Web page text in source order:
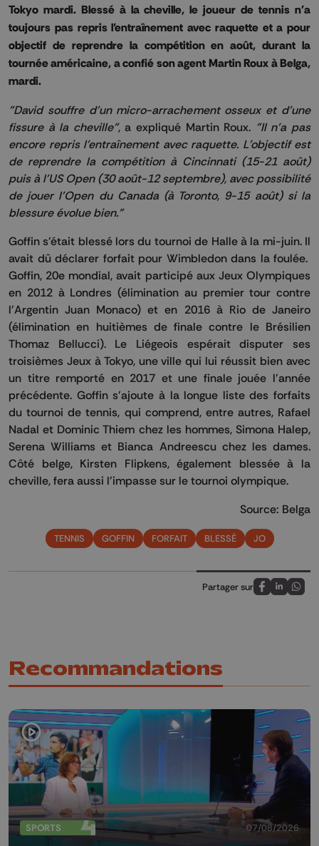
Tokyo mardi. Blessé à la cheville, le joueur de tennis n'a
toujours pas repris l'entraînement avec raquette et a pour
objectif de reprendre la compétition en août, durant la
tournée américaine, a confié son agent Martin Roux à Belga,
mardi.
"David souffre d'un micro-arrachement osseux et d'une
fissure à la cheville", a expliqué Martin Roux. "Il n'a pas
encore repris l'entraînement avec raquette. L'objectif est
de reprendre la compétition à Cincinnati (15-21 août)
puis à l'US Open (30 août-12 septembre), avec possibilité
de jouer l'Open du Canada (à Toronto, 9-15 août) si la
blessure évolue bien."
Goffin s'était blessé lors du tournoi de Halle à la mi-juin. Il
avait dû déclarer forfait pour Wimbledon dans la foulée.
Goffin, 20e mondial, avait participé aux Jeux Olympiques
en 2012 à Londres (élimination au premier tour contre
l'Argentin Juan Monaco) et en 2016 à Rio de Janeiro
(élimination en huitièmes de finale contre le Brésilien
Thomaz Bellucci). Le Liégeois espérait disputer ses
troisièmes Jeux à Tokyo, une ville qui lui réussit bien avec
un titre remporté en 2017 et une finale jouée l'année
précédente. Goffins'ajoute à la longue liste des forfaits
du tournoi de tennis, qui comprend, entre autres, Rafael
Nadal et Dominic Thiem chez les hommes, Simona Halep,
Serena Williams et Bianca Andreescu chez les dames.
Côté belge, Kirsten Flipkens, également blessée à la
cheville, fera aussi l'impasse sur le tournoi olympique.
Source: Belga
TENNIS GOFFIN FORFAIT BLESSÉ JO
Partager sur
Partagez sur
Partagez
Recommandations
SPORTS 07/08/2026